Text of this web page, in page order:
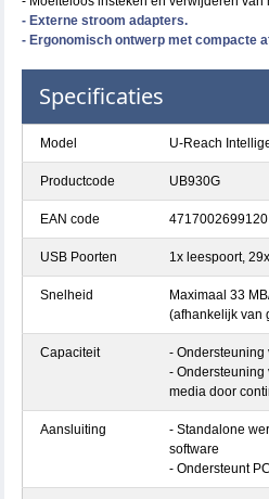
- Externe stroom adapters.
- Ergonomisch ontwerp met compacte
Specificaties
Model U-Reach
Productcode UB930G
EAN code 4717002699120
USB Poorten 1x leespoort,
Snelheid
Maximaal 33
(afhankelijk van
Capaciteit
- Ondersteuning
- Ondersteuning
media door
Aansluiting
- Standalone
software
- Ondersteunt